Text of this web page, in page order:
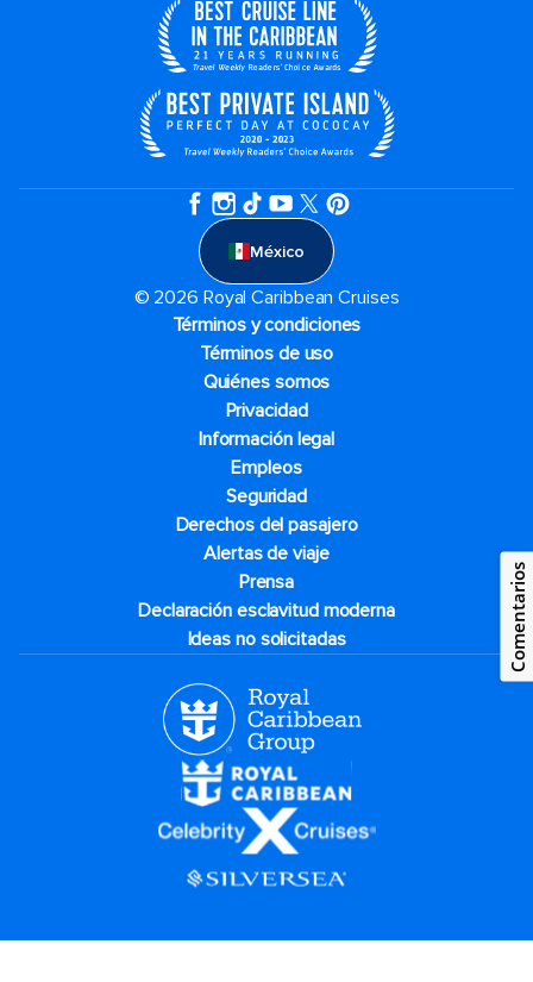
México
© 2026 Royal Caribbean Cruises
Términos y condiciones
Términos de uso
Quiénes somos
Privacidad
Información legal
Empleos
Seguridad
Derechos del pasajero
Alertas de viaje
Prensa
Declaración esclavitud moderna
Ideas no solicitadas
Comentarios